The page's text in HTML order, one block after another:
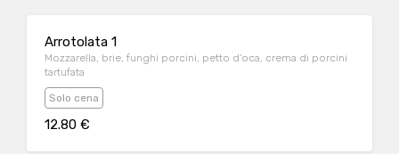
Arrotolata 1
Mozzarella, brie, funghi porcini, petto d'oca, crema di porcini
tartufata
Solo cena
12.80 €